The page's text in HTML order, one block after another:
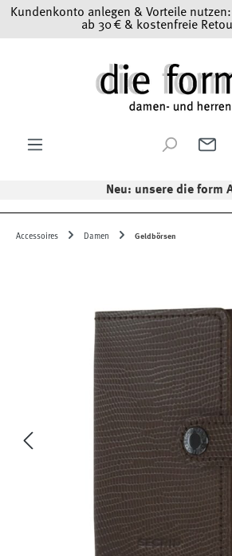
Zum Hauptinhalt springen
Kundenkonto anlegen & Vorteile
ab 30 € & kostenfreie
Neu: unsere die form
Accessoires Damen Geldbörsen